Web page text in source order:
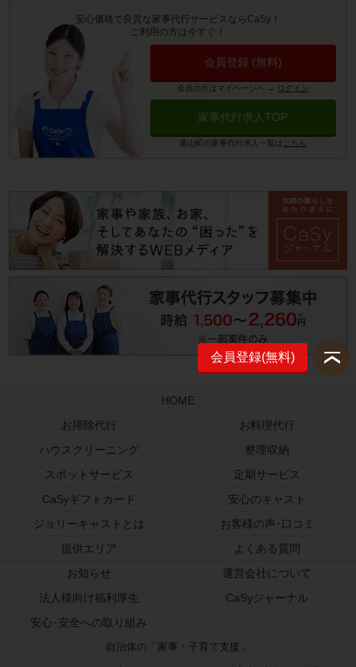
安心価格で良質な家事代行サービスならCaSy！
ご利用の方は今すぐ！
会員登録 (無料)
会員の方はマイページへ → ログイン
家事代行求人TOP
葉山町の家事代行求人一覧は こちら
会員登録(無料)
HOME
お掃除代行
お料理代行
ハウスクリーニング
整理収納
スポットサービス
定期サービス
CaSyギフトカード
安心のキャスト
ジョリーキャストとは
お客様の声･口コミ
提供エリア
よくある質問
お知らせ
運営会社について
法人様向け福利厚生
CaSyジャーナル
安心･安全への取り組み
自治体の「家事・子育て支援」